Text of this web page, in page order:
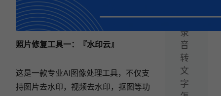
照片修复工具一：『水印云』
这是一款专业AI图像处理工具，不仅支
持图片去水印，视频去水印，抠图等功
议
录
音
转
文
字